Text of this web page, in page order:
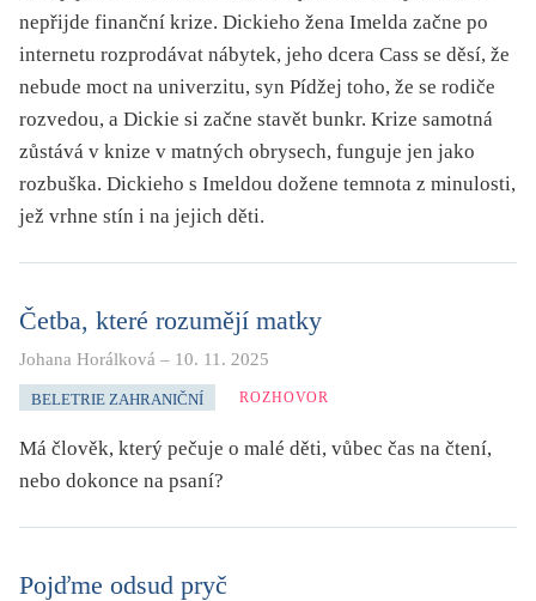
nepřijde finanční krize. Dickieho žena Imelda začne po
internetu rozprodávat nábytek, jeho dcera Cass se děsí, že
nebude moct na univerzitu, syn Pídžej toho, že se rodiče
rozvedou, a Dickie si začne stavět bunkr. Krize samotná
zůstává v knize v matných obrysech, funguje jen jako
rozbuška. Dickieho s Imeldou dožene temnota z minulosti,
jež vrhne stín i na jejich děti.
Četba, které rozumějí matky
Johana Horálková – 10. 11. 2025
BELETRIE ZAHRANIČNÍ ROZHOVOR
Má člověk, který pečuje o malé děti, vůbec čas na čtení,
nebo dokonce na psaní?
Pojďme odsud pryč